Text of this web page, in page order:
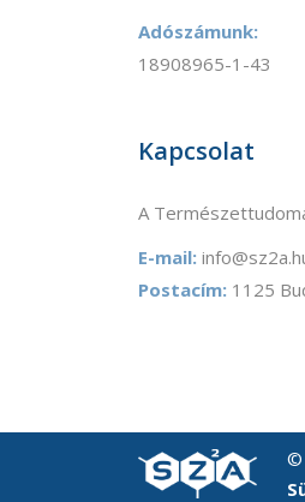
Adószámunk:
18908965-1-43
Kapcsolat
A
E-mail:
Postacím: 1125
©